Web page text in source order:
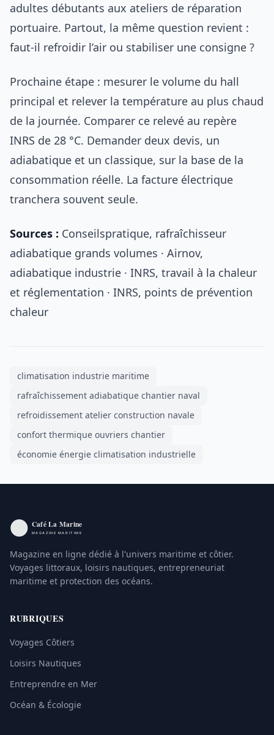
adultes débutants aux ateliers de réparation
portuaire. Partout, la même question revient :
faut-il refroidir l’air ou stabiliser une consigne ?
Prochaine étape : mesurer le volume du hall
principal et relever la température au plus chaud
de la journée. Comparer ce relevé au repère
INRS de 28 °C. Demander deux devis, un
adiabatique et un classique, sur la base de la
consommation réelle. La facture électrique
tranchera souvent seule.
Sources : Conseilspratique, rafraîchisseur
adiabatique grands volumes · Airnov,
adiabatique industrie · INRS, travail à la chaleur
et réglementation · INRS, points de prévention
chaleur
climatisation industrie maritime
rafraîchissement adiabatique chantier naval
refroidissement atelier construction navale
confort thermique ouvriers chantier
économie énergie climatisation industrielle
Magazine en ligne dédié à l'univers maritime et côtier.
Voyages littoraux, loisirs nautiques, entrepreneuriat
maritime et protection des océans.
RUBRIQUES
Voyages Côtiers
Loisirs Nautiques
Entreprendre en Mer
Océan & Écologie